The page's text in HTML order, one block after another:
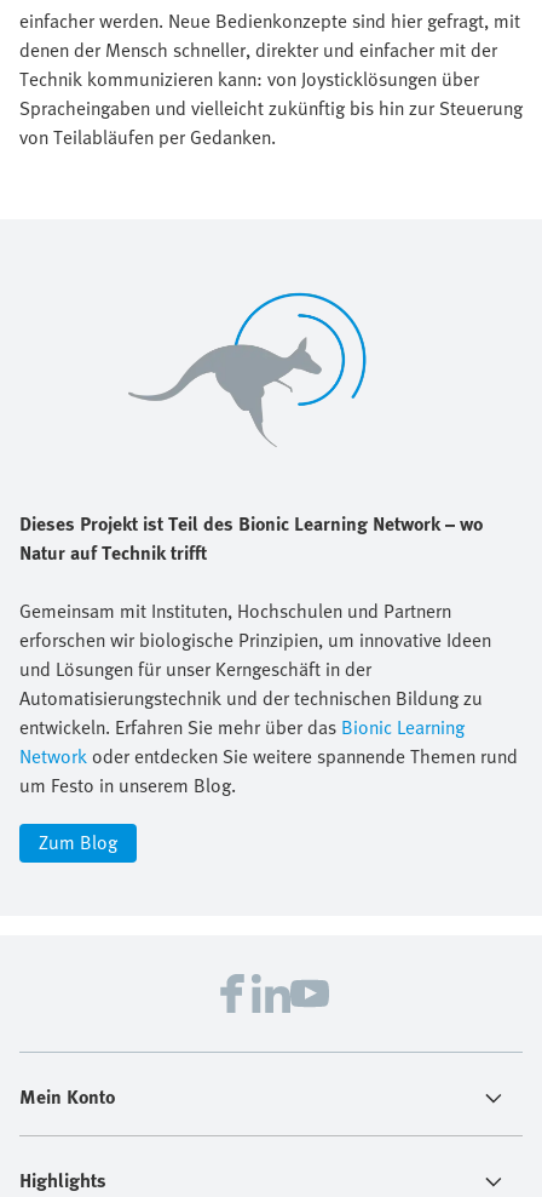
einfacher werden. Neue Bedienkonzepte sind hier gefragt, mit
denen der Mensch schneller, direkter und einfacher mit der
Technik kommunizieren kann: von Joysticklösungen über
Spracheingaben und vielleicht zukünftig bis hin zur Steuerung
von Teilabläufen per Gedanken.
Dieses Projekt ist Teil des Bionic Learning Network – wo
Natur auf Technik trifft
Gemeinsam mit Instituten, Hochschulen und Partnern
erforschen wir biologische Prinzipien, um innovative Ideen
und Lösungen für unser Kerngeschäft in der
Automatisierungstechnik und der technischen Bildung zu
entwickeln. Erfahren Sie mehr über das Bionic Learning
Networkoder entdecken Sie weitere spannende Themen rund
um Festo in unserem Blog.
Zum Blog
Mein Konto
Highlights